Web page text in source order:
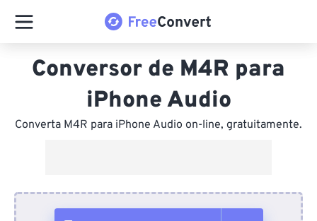
Conversor de M4R para
iPhone Audio
Converta M4R para iPhone Audio on-line, gratuitamente.